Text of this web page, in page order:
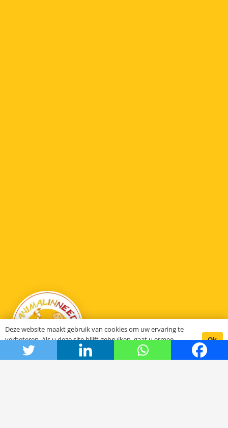
Deze website maakt gebruik van cookies om uw ervaring te
verbeteren. Als u deze site blijft gebruiken, gaat u ermee
akkoord.
Ok